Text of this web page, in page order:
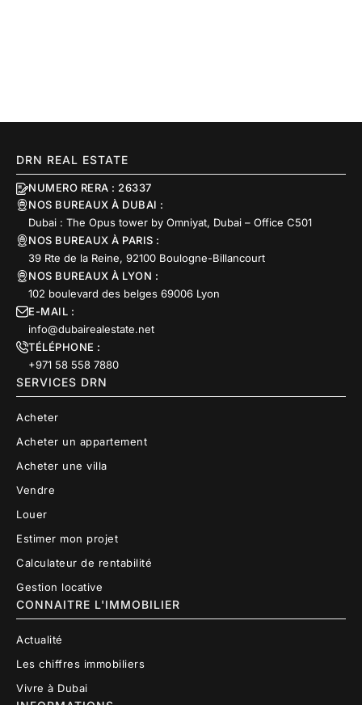
DRN REAL ESTATE
NUMERO RERA : 26337
NOS BUREAUX À DUBAI :
Dubai : The Opus tower by Omniyat, Dubai – Office C501
NOS BUREAUX À PARIS :
39 Rte de la Reine, 92100 Boulogne-Billancourt
NOS BUREAUX À LYON :
102 boulevard des belges 69006 Lyon
E-MAIL :
info@dubairealestate.net
TÉLÉPHONE :
+971 58 558 7880
SERVICES DRN
Acheter
Acheter un appartement
Acheter une villa
Vendre
Louer
Estimer mon projet
Calculateur de rentabilité
Gestion locative
CONNAITRE L'IMMOBILIER
Actualité
Les chiffres immobiliers
Vivre à Dubai